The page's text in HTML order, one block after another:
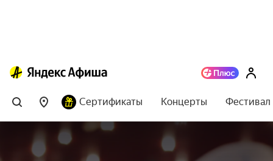
Сертификаты Концерты